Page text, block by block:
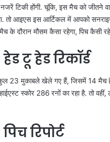
टिकी होंगी. चूंकि, इस मैच को जीतने
तो आइएस इस आर्टिकल में आपको
मौसम कैसा रहेगा, पिच कैसी
टू हेड रिकॉर्ड
23 मुकाबले खेले गए हैं, जिसमें 14 मैच
स्कोर 286 रनों का रहा है. तो
रिपोर्ट